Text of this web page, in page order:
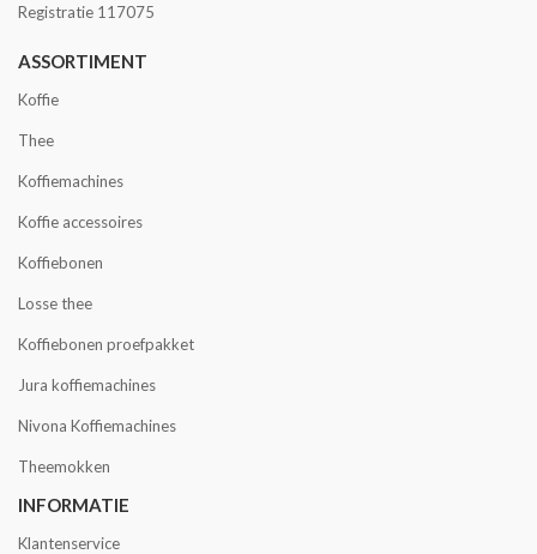
Registratie 117075
ASSORTIMENT
Koffie
Thee
Koffiemachines
Koffie accessoires
Koffiebonen
Losse thee
Koffiebonen proefpakket
Jura koffiemachines
Nivona Koffiemachines
Theemokken
INFORMATIE
Klantenservice